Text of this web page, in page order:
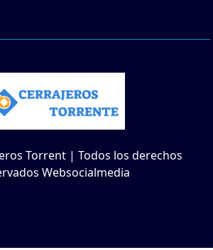
Torrent | Todos los derechos
Websocialmedia